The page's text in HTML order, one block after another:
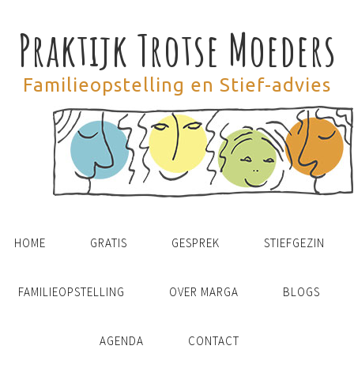
Praktijk Trotse Moeders
Familieopstelling en Stief-advies
HOME GRATIS GESPREK STIEFGEZIN
FAMILIEOPSTELLING OVER MARGA BLOGS
AGENDA CONTACT